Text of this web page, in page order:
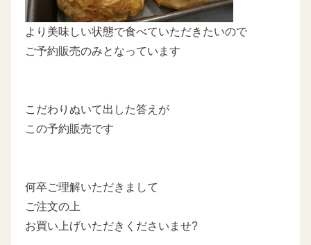
より美味しい状態で食べていただきたいので
ご予約販売のみとなっています
こだわりぬいて出した答えが
この予約販売です
何卒ご理解いただきまして
ご注文の上
お買い上げいただきくださいませ?